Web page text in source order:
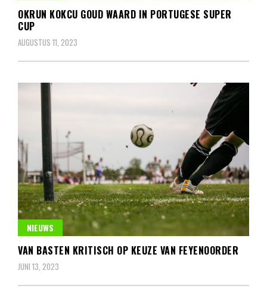
OKRUN KOKCU GOUD WAARD IN PORTUGESE SUPER
CUP
AUGUSTUS 11, 2023
NIEUWS
VAN BASTEN KRITISCH OP KEUZE VAN FEYENOORDER
JUNI 13, 2023